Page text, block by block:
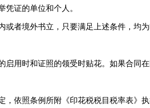
证的单位和个人。
者境外书立，只要满足上述条件，均为
用时和证照的领受时贴花。如果合同
依照条例所附《印花税税目税率表》执